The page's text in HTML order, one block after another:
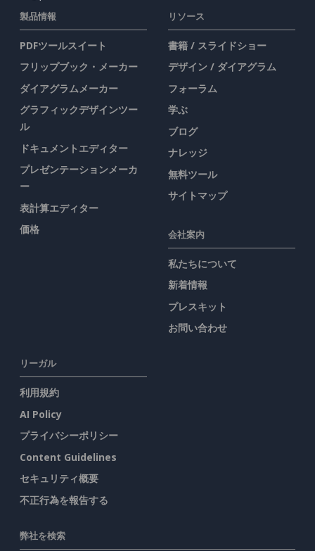
製品情報
PDFツールスイート
フリップブック・メーカー
ダイアグラムメーカー
グラフィックデザインツー
ル
ドキュメントエディター
プレゼンテーションメーカ
ー
表計算エディター
価格
リソース
書籍 / スライドショー
デザイン / ダイアグラム
フォーラム
学ぶ
ブログ
ナレッジ
無料ツール
サイトマップ
会社案内
私たちについて
新着情報
プレスキット
お問い合わせ
リーガル
利用規約
AI Policy
プライバシーポリシー
Content Guidelines
セキュリティ概要
不正行為を報告する
弊社を検索